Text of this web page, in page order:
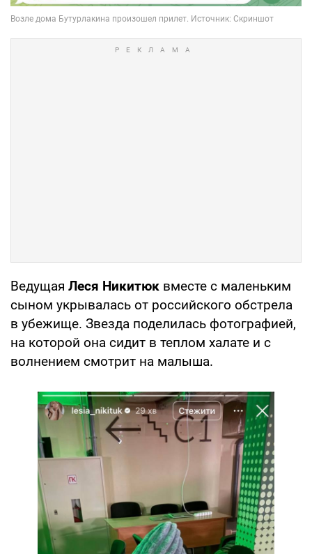
Ведущая Леся Никитюк вместе с маленьким
сыном укрывалась от российского обстрела
в убежище. Звезда поделилась фотографией,
на которой она сидит в теплом халате и с
волнением смотрит на малыша.